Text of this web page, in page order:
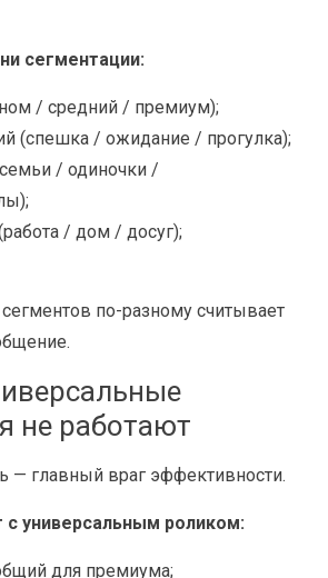
сегментации:
/ средний / премиум);
(спешка / ожидание / прогулка);
/ одиночки /
/ дом / досуг);
по-разному считывает
не работают
— главный враг эффективности.
с универсальным роликом:
для премиума;